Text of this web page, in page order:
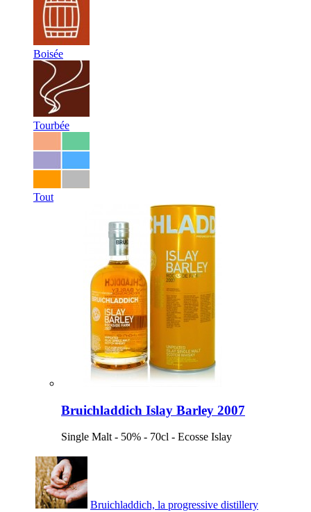
Boisée
Tourbée
Tout
Bruichladdich Islay Barley 2007
Single Malt - 50% - 70cl - Ecosse Islay
Bruichladdich, la progressive distillery